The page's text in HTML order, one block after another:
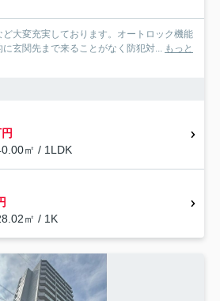
大変充実しております。オートロック機能
玄関先まで来ることがなく防犯対... もっと
㎡ / 1LDK
㎡ / 1K